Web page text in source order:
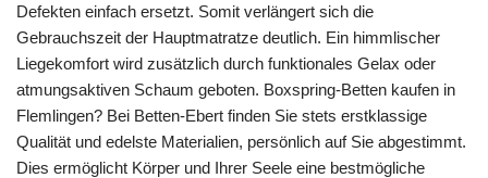
Defekten einfach ersetzt. Somit verlängert sich die
Gebrauchszeit der Hauptmatratze deutlich. Ein himmlischer
Liegekomfort wird zusätzlich durch funktionales Gelax oder
atmungsaktiven Schaum geboten. Boxspring-Betten kaufen in
Flemlingen? Bei Betten-Ebert finden Sie stets erstklassige
Qualität und edelste Materialien, persönlich auf Sie abgestimmt.
Dies ermöglicht Körper und Ihrer Seele eine bestmögliche